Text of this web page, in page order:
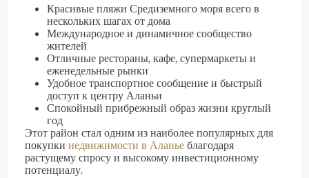
Красивые пляжи Средиземного моря всего в
нескольких шагах от дома
Международное и динамичное сообщество
жителей
Отличные рестораны, кафе, супермаркеты и
еженедельные рынки
Удобное транспортное сообщение и быстрый
доступ к центру Аланьи
Спокойный прибрежный образ жизни круглый
год
Этот район стал одним из наиболее популярных для
покупки недвижимости в Аланьеблагодаря
растущему спросу и высокому инвестиционному
потенциалу.